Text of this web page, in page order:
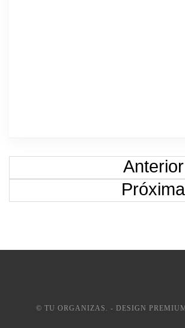
Anterior
Próxima
© TU ORGANIZAS. - DESIGN